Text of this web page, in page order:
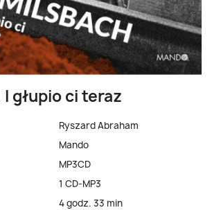
głupio ci teraz
Ryszard Abraham
Mando
MP3CD
1 CD-MP3
4 godz. 33 min